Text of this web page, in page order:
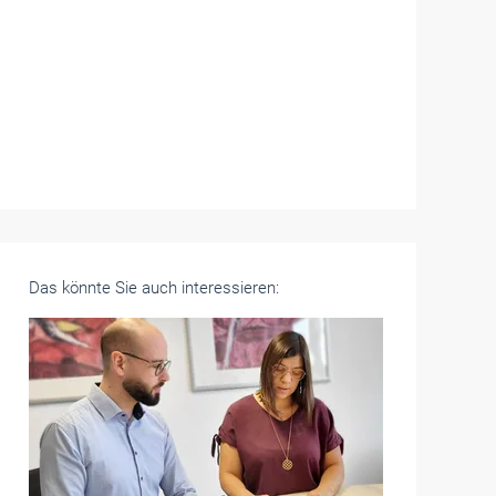
Das könnte Sie auch interessieren: